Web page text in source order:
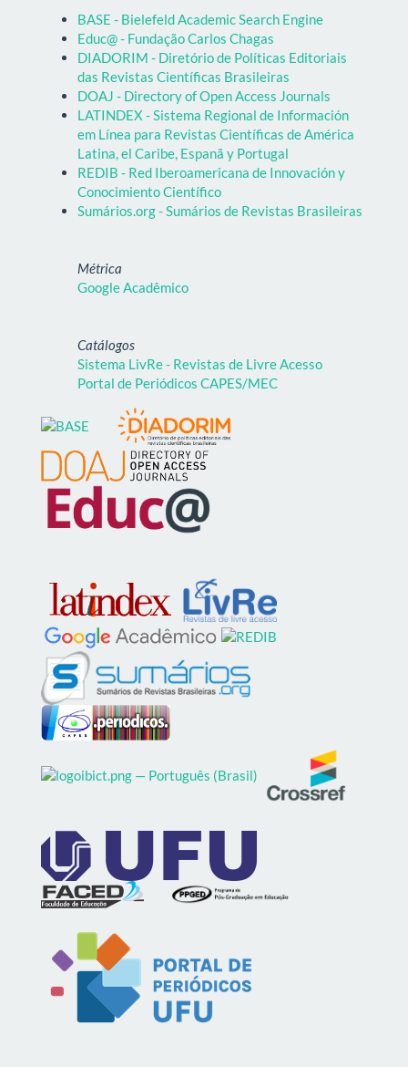
BASE - Bielefeld Academic Search Engine
Educ@ - Fundação Carlos Chagas
DIADORIM - Diretório de Políticas Editoriais
das Revistas Científicas Brasileiras
DOAJ - Directory of Open Access Journals
LATINDEX - Sistema Regional de Información
em Línea para Revistas Científicas de América
Latina, el Caribe, Espanã y Portugal
REDIB - Red Iberoamericana de Innovación y
Conocimiento Científico
Sumários.org - Sumários de Revistas Brasileiras
Métrica
Google Acadêmico
Catálogos
Sistema LivRe - Revistas de Livre Acesso
Portal de Periódicos CAPES/MEC